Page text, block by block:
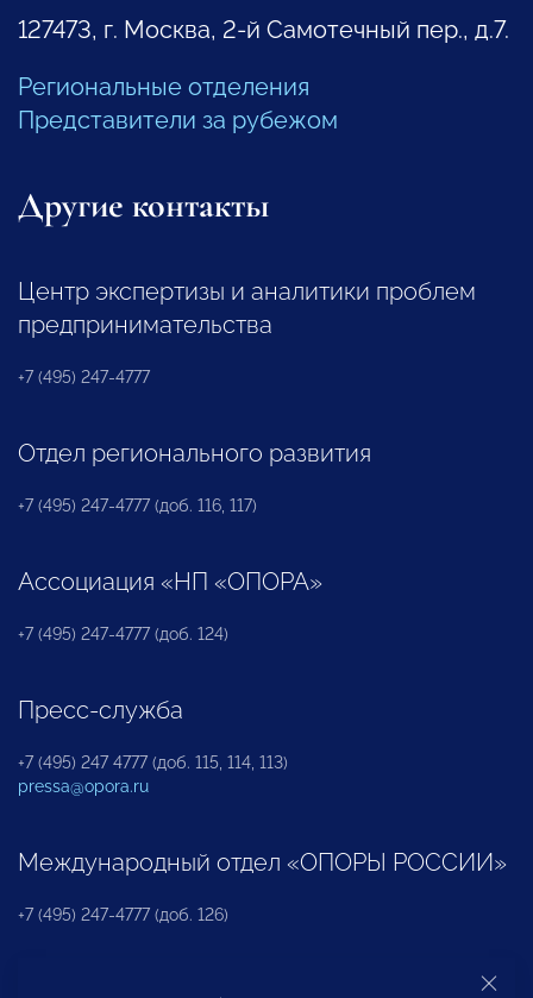
127473, г. Москва, 2-й Самотечный пер., д.7.
Региональные отделения
Представители за рубежом
Другие контакты
Центр экспертизы и аналитики проблем
предпринимательства
+7 (495) 247-4777
Отдел регионального развития
+7 (495) 247-4777 (доб. 116, 117)
Ассоциация «НП «ОПОРА»
+7 (495) 247-4777 (доб. 124)
Пресс-служба
+7 (495) 247 4777 (доб. 115, 114, 113)
pressa@opora.ru
Международный отдел «ОПОРЫ РОССИИ»
+7 (495) 247-4777 (доб. 126)
Бюро по защите прав предпринимателей и